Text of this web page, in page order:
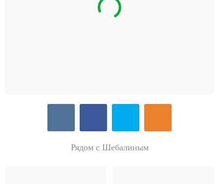
Рядом с Шебалиным